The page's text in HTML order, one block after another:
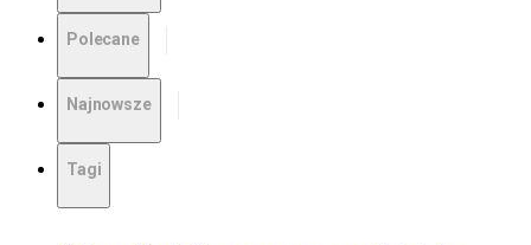
Polecane
Najnowsze
Tagi